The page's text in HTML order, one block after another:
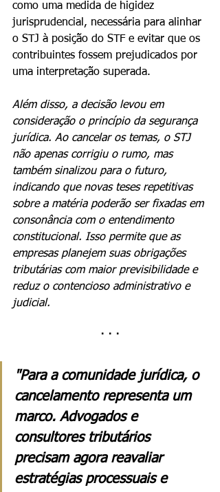
como uma medida de higidez
jurisprudencial, necessária para alinhar
o STJ à posição do STF e evitar que os
contribuintes fossem prejudicados por
uma interpretação superada.
Além disso, a decisão levou em
consideração o princípio da segurança
jurídica. Ao cancelar os temas, o STJ
não apenas corrigiu o rumo, mas
também sinalizou para o futuro,
indicando que novas teses repetitivas
sobre a matéria poderão ser fixadas em
consonância com o entendimento
constitucional. Isso permite que as
empresas planejem suas obrigações
tributárias com maior previsibilidade e
reduz o contencioso administrativo e
judicial.
· · ·
"Para a comunidade jurídica, o
cancelamento representa um
marco. Advogados e
consultores tributários
precisam agora reavaliar
estratégias processuais e